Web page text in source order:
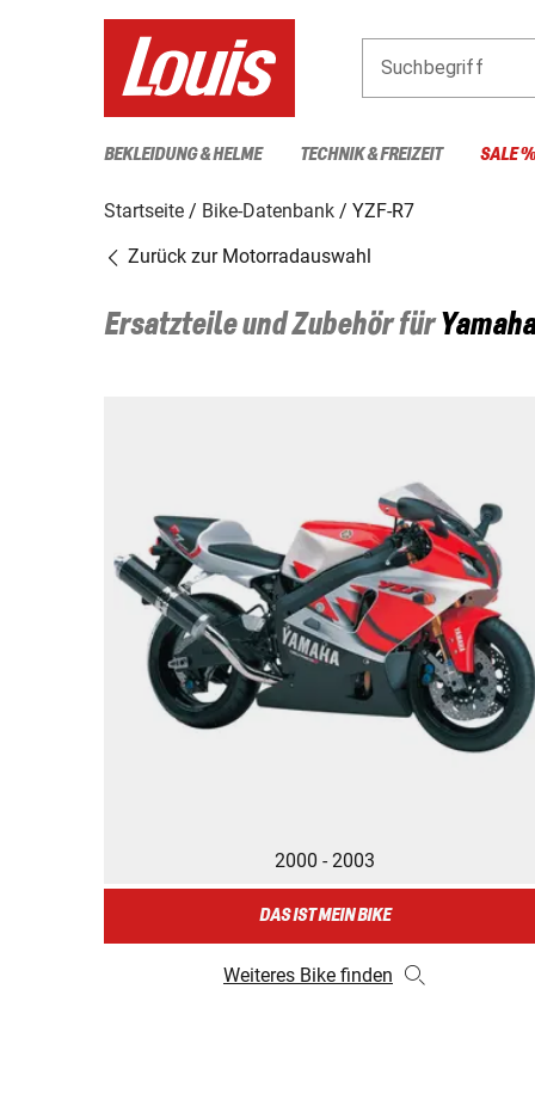
Suchbegriff
BEKLEIDUNG & HELME TECHNIK & FREIZEIT SALE %
Startseite Bike-Datenbank
YZF-R7
Zurück zur Motorradauswahl
Ersatzteile und Zubehör fürYamaha
2000 - 2003
DAS IST MEIN BIKE
Weiteres Bike finden